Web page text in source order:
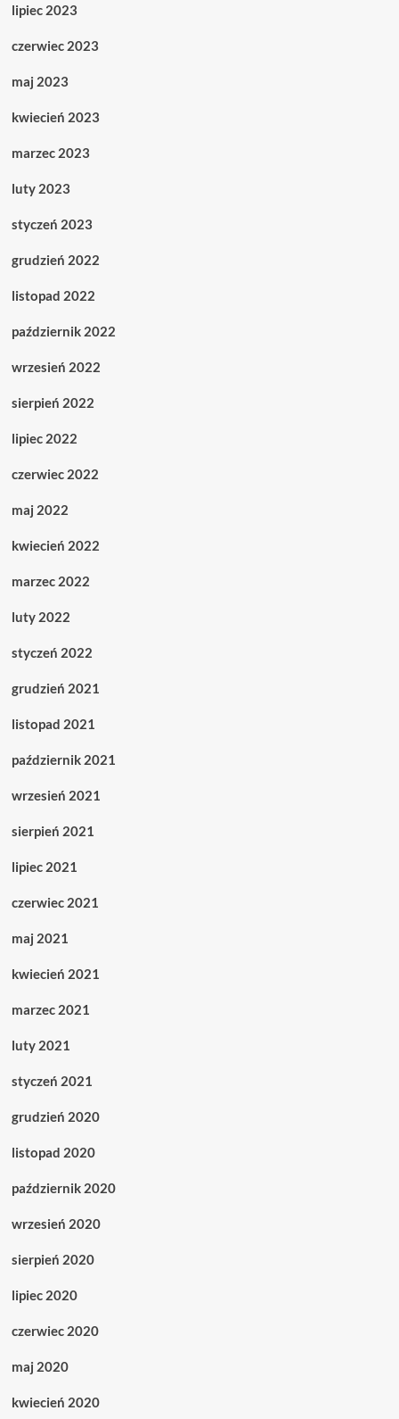
lipiec 2023
czerwiec 2023
maj 2023
kwiecień 2023
marzec 2023
luty 2023
styczeń 2023
grudzień 2022
listopad 2022
październik 2022
wrzesień 2022
sierpień 2022
lipiec 2022
czerwiec 2022
maj 2022
kwiecień 2022
marzec 2022
luty 2022
styczeń 2022
grudzień 2021
listopad 2021
październik 2021
wrzesień 2021
sierpień 2021
lipiec 2021
czerwiec 2021
maj 2021
kwiecień 2021
marzec 2021
luty 2021
styczeń 2021
grudzień 2020
listopad 2020
październik 2020
wrzesień 2020
sierpień 2020
lipiec 2020
czerwiec 2020
maj 2020
kwiecień 2020